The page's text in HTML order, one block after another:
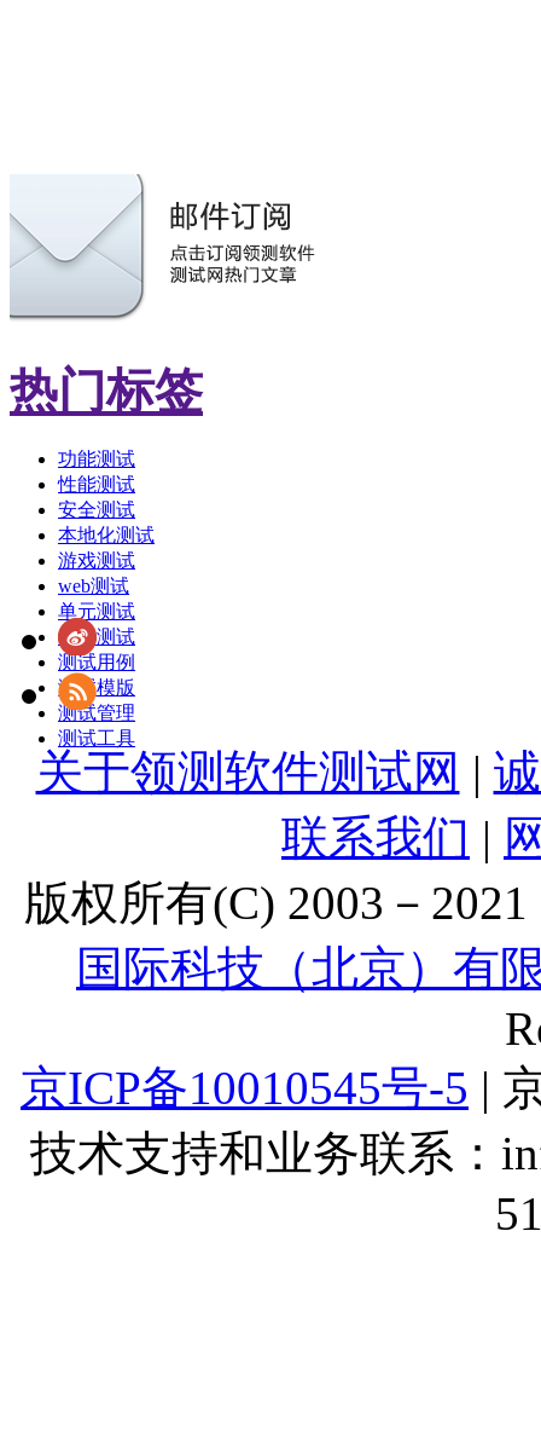
热门标签
功能测试
性能测试
安全测试
本地化测试
游戏测试
web测试
单元测试
敏捷测试
测试用例
测试模版
测试管理
测试工具
关于领测软件测试网 |
联系我们 |
版权所有(C) 2003－2021
国际科技（北京）有
京ICP备10010545号-5 |
技术支持和业务联系：